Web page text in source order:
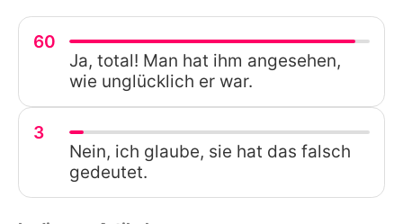
60
Ja, total! Man hat ihm angesehen,
wie unglücklich er war.
3
Nein, ich glaube, sie hat das falsch
gedeutet.